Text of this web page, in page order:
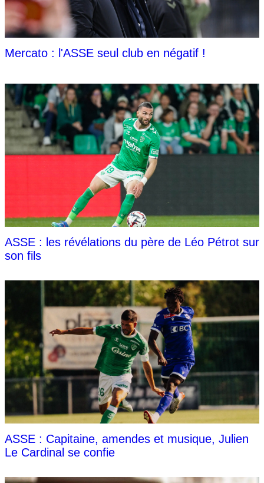
Mercato : l'ASSE seul club en négatif !
ASSE : les révélations du père de Léo Pétrot sur
son fils
ASSE : Capitaine, amendes et musique, Julien
Le Cardinal se confie